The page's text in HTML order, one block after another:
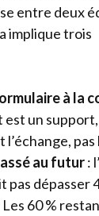
entre deux
implique trois
à la
est un
l’échange,
au futur:
pas dépasser
60 %